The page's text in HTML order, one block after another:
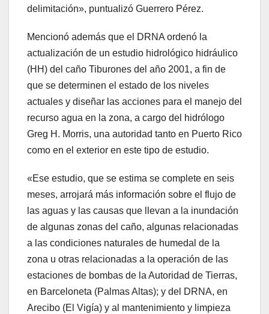
delimitación», puntualizó Guerrero Pérez.
Mencionó además que el DRNA ordenó la
actualización de un estudio hidrológico hidráulico
(HH) del caño Tiburones del año 2001, a fin de
que se determinen el estado de los niveles
actuales y diseñar las acciones para el manejo del
recurso agua en la zona, a cargo del hidrólogo
Greg H. Morris, una autoridad tanto en Puerto Rico
como en el exterior en este tipo de estudio.
«Ese estudio, que se estima se complete en seis
meses, arrojará más información sobre el flujo de
las aguas y las causas que llevan a la inundación
de algunas zonas del caño, algunas relacionadas
a las condiciones naturales de humedal de la
zona u otras relacionadas a la operación de las
estaciones de bombas de la Autoridad de Tierras,
en Barceloneta (Palmas Altas); y del DRNA, en
Arecibo (El Vigía) y al mantenimiento y limpieza